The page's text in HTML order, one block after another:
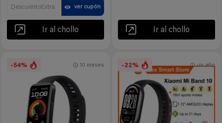
DescuentoExtra ver cupón
Ir al chollo Ir al chollo
-54% 10 meses -22% un año